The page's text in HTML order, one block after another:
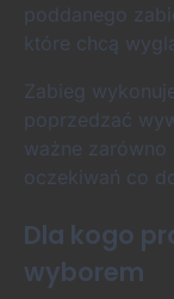
poddanego
które chcą
Zabieg
poprzedzać
ważne
oczekiwań co
Dla kogo
wyborem